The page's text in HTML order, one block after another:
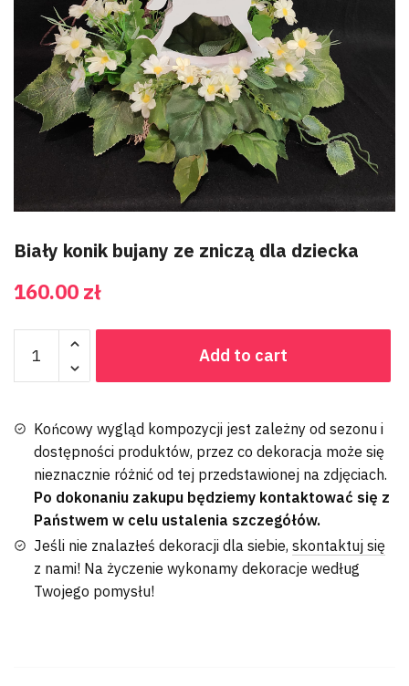
Biały konik bujany ze zniczą dla dziecka
160.00 zł
Add to cart
Końcowy wygląd kompozycji jest zależny od sezonu i
dostępności produktów, przez co dekoracja może się
nieznacznie różnić od tej przedstawionej na zdjęciach.
Po dokonaniu zakupu będziemy kontaktować się z
Państwem w celu ustalenia szczegółów.
Jeśli nie znalazłeś dekoracji dla siebie, skontaktuj się
z nami! Na życzenie wykonamy dekoracje według
Twojego pomysłu!